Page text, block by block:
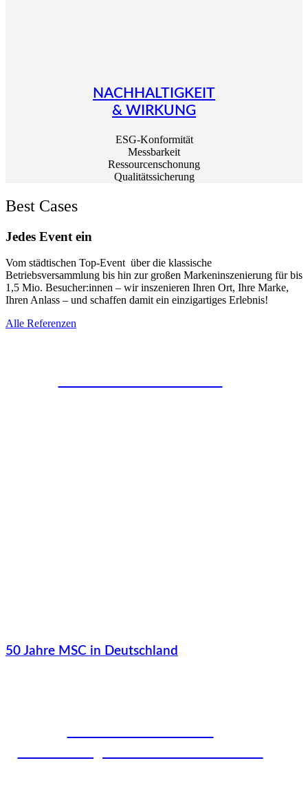
NACHHALTIGKEIT
& WIRKUNG
ESG-Konformität
Messbarkeit
Ressourcenschonung
Qualitätssicherung
Best Cases
Jedes Event ein
Vom städtischen Top-Event über die klassische
Betriebsversammlung bis hin zur großen Markeninszenierung für bis
1,5 Mio. Besucher:innen – wir inszenieren Ihren Ort, Ihre Marke,
Ihren Anlass – und schaffen damit ein einzigartiges Erlebnis!
Alle Referenzen
50 Jahre MSC in Deutschland